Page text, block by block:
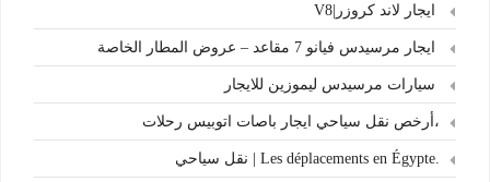
ايجار لاند كروزر|V8
ايجار مرسيدس فيانو 7 مقاعد – عروض المطار الخاصة
سيارات مرسيدس ليموزين للايجار
،أرخص نقل سياحي ايجار باصات اتوبيس رحلات